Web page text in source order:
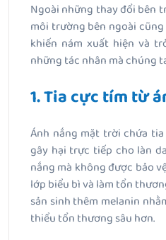
Ngoài những thay đổi bên
môi trường bên ngoài
khiến nám xuất hiện và
những tác nhân mà chúng
1. Tia cực tím từ
Ánh nắng mặt trời chứa tia
gây hại trực tiếp cho làn
nắng mà không được bảo
lớp biểu bì và làm tổn
sản sinh thêm melanin
thiểu tổn thương sâu hơn.